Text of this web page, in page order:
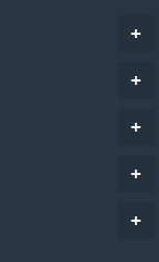
+
+
+
+
+